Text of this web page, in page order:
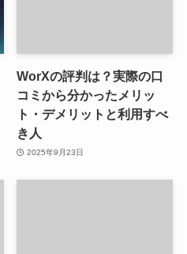
WorXの評判は？実際の口
コミから分かったメリッ
ト・デメリットと利用すべ
き人
2025年9月23日